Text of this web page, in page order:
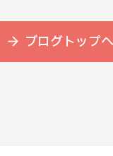
ブログトップへ